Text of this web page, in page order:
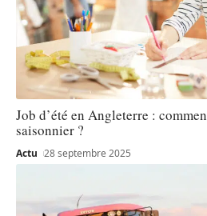
Job d’été en Angleterre :
saisonnier ?
Actu 28 septembre 2025